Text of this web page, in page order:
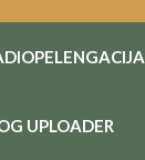
UPLOADER